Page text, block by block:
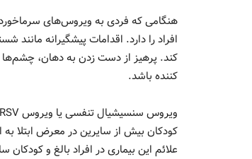
هنگامی که فردی به ویروس‌های
افراد را دارد. اقدامات پیشگیرانه
کند. پرهیز از دست زدن به دهان، چشم‌ها
کننده باشد.
کودکان بیش از سایرین در معرض ابتلا به
علائم این بیماری در افراد بالغ و